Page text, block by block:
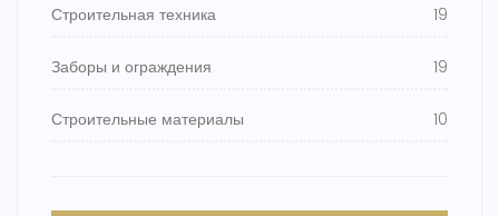
Строительная техника 19
Заборы и ограждения 19
Строительные материалы 10